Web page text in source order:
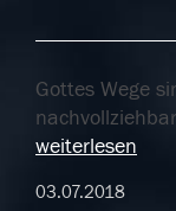
Gottes Wege
weiterlesen
03.07.2018